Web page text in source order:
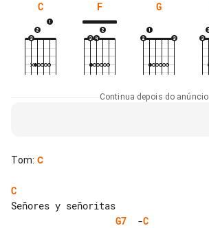
C F G
Continua depois do anúncio
Tom: C
C
G7
  -
C